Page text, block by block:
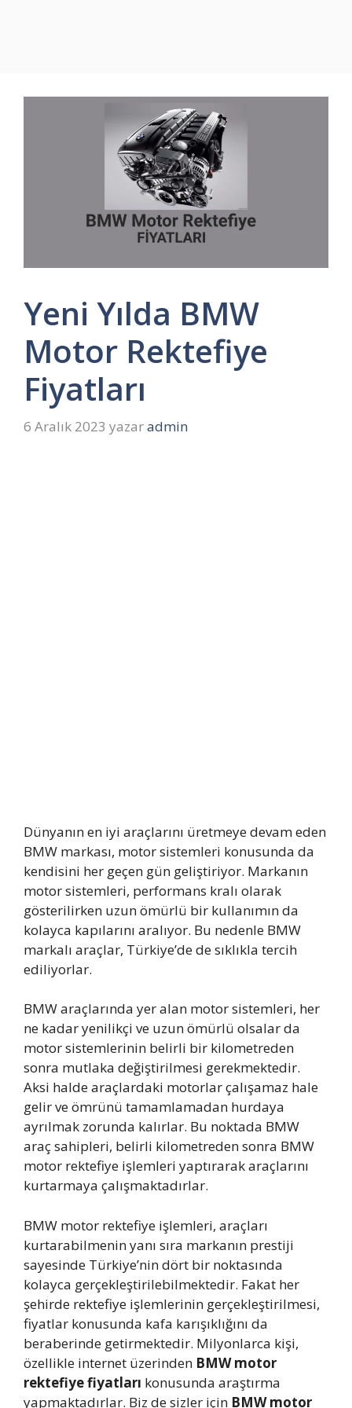
Yeni Yılda BMW
Motor Rektefiye
Fiyatları
6 Aralık 2023 yazaradmin
Dünyanın en iyi araçlarını üretmeye devam eden
BMW markası, motor sistemleri konusunda da
kendisini her geçen gün geliştiriyor. Markanın
motor sistemleri, performans kralı olarak
gösterilirken uzun ömürlü bir kullanımın da
kolayca kapılarını aralıyor. Bu nedenle BMW
markalı araçlar, Türkiye’de de sıklıkla tercih
ediliyorlar.
BMW araçlarında yer alan motor sistemleri, her
ne kadar yenilikçi ve uzun ömürlü olsalar da
motor sistemlerinin belirli bir kilometreden
sonra mutlaka değiştirilmesi gerekmektedir.
Aksi halde araçlardaki motorlar çalışamaz hale
gelir ve ömrünü tamamlamadan hurdaya
ayrılmak zorunda kalırlar. Bu noktada BMW
araç sahipleri, belirli kilometreden sonra BMW
motor rektefiye işlemleri yaptırarak araçlarını
kurtarmaya çalışmaktadırlar.
BMW motor rektefiye işlemleri, araçları
kurtarabilmenin yanı sıra markanın prestiji
sayesinde Türkiye’nin dört bir noktasında
kolayca gerçekleştirilebilmektedir. Fakat her
şehirde rektefiye işlemlerinin gerçekleştirilmesi,
fiyatlar konusunda kafa karışıklığını da
beraberinde getirmektedir. Milyonlarca kişi,
özellikle internet üzerinden BMW motor
rektefiye fiyatları konusunda araştırma
yapmaktadırlar. Biz de sizler için BMW motor